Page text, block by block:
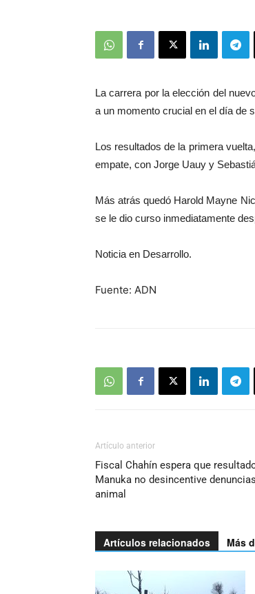
La carrera por la elección del
a un momento crucial en el día de
Los resultados de la primera
empate, con Jorge Uauy y
Más atrás quedó Harold Mayne
se le dio curso inmediatamente
Noticia en Desarrollo.
Fuente: ADN
Artículo anterior
Fiscal Chahín espera que
Manuka no desincentive
animal
Artículos relacionados Más